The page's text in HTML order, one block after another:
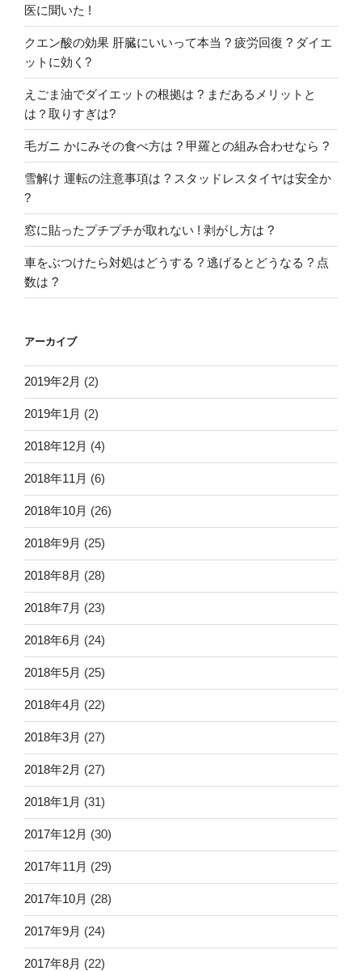
医に聞いた !
クエン酸の効果 肝臓にいいって本当 ? 疲労回復 ? ダイエ
ットに効く?
えごま油でダイエットの根拠は ? まだあるメリットと
は？取りすぎは?
毛ガニ かにみその食べ方は ? 甲羅との組み合わせなら ?
雪解け 運転の注意事項は ? スタッドレスタイヤは安全か
?
窓に貼ったプチプチが取れない ! 剥がし方は ?
車をぶつけたら対処はどうする ? 逃げるとどうなる ? 点
数は ?
アーカイブ
2019年2月 (2)
2019年1月 (2)
2018年12月 (4)
2018年11月 (6)
2018年10月 (26)
2018年9月 (25)
2018年8月 (28)
2018年7月 (23)
2018年6月 (24)
2018年5月 (25)
2018年4月 (22)
2018年3月 (27)
2018年2月 (27)
2018年1月 (31)
2017年12月 (30)
2017年11月 (29)
2017年10月 (28)
2017年9月 (24)
2017年8月 (22)